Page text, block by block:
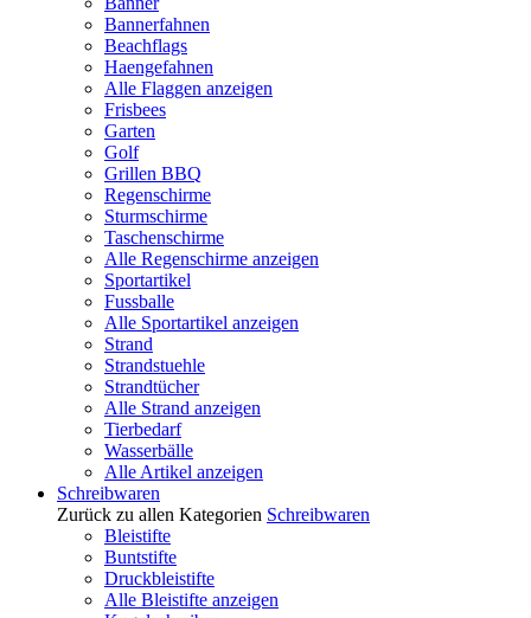
Bannerfahnen
Beachflags
Haengefahnen
Alle Flaggen anzeigen
Frisbees
Garten
Golf
Grillen BBQ
Regenschirme
Sturmschirme
Taschenschirme
Alle Regenschirme anzeigen
Sportartikel
Fussballe
Alle Sportartikel anzeigen
Strand
Strandstuehle
Strandtücher
Alle Strand anzeigen
Tierbedarf
Wasserbälle
Alle Artikel anzeigen
Schreibwaren
Zurück zu allen Kategorien Schreibwaren
Bleistifte
Buntstifte
Druckbleistifte
Alle Bleistifte anzeigen